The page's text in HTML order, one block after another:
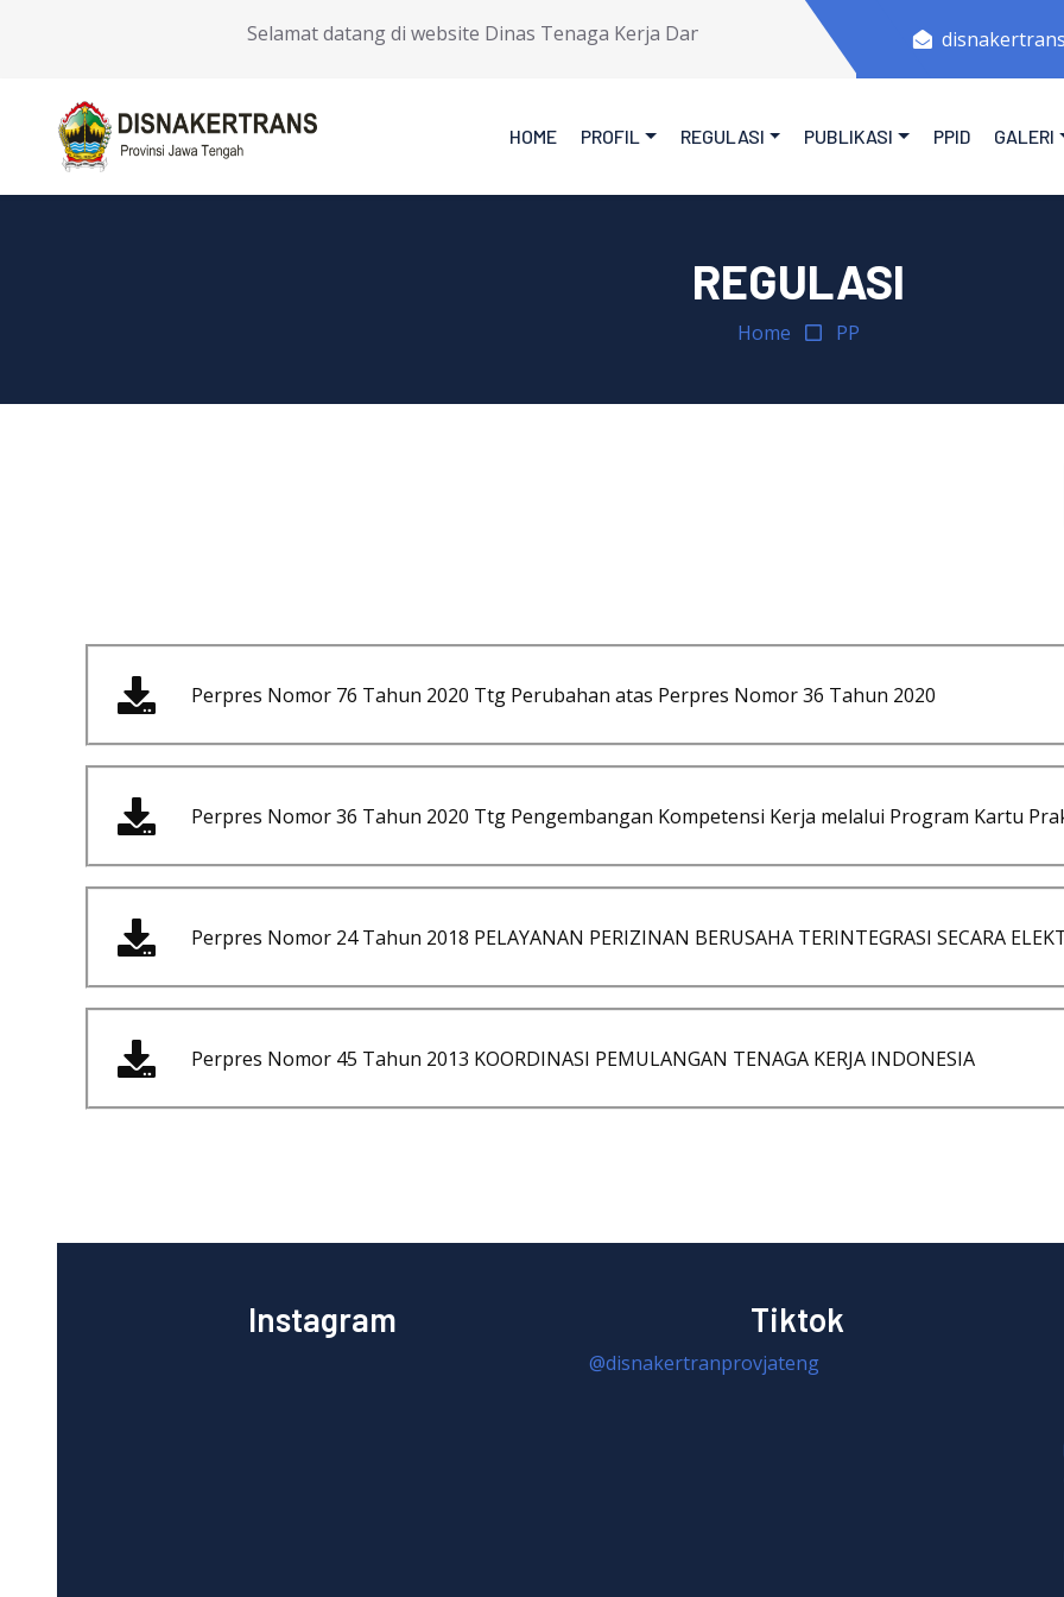
Selamat datang di website Dinas Tenaga Kerja Dan Transmigrasi Provinsi Jawa Tengah.
HOME PROFIL REGULASI PUBLIKASI PPID GALERI
REGULASI
Home PP
Perpres Nomor 76 Tahun 2020 Ttg Perubahan atas Perpres Nomor 36 Tahun 2020
Perpres Nomor 36 Tahun 2020 Ttg Pengembangan Kompetensi Kerja melalui Program Kartu
Perpres Nomor 24 Tahun 2018 PELAYANAN PERIZINAN BERUSAHA TERINTEGRASI SECARA
Perpres Nomor 45 Tahun 2013 KOORDINASI PEMULANGAN TENAGA KERJA INDONESIA
Instagram Tiktok
@disnakertranprovjateng